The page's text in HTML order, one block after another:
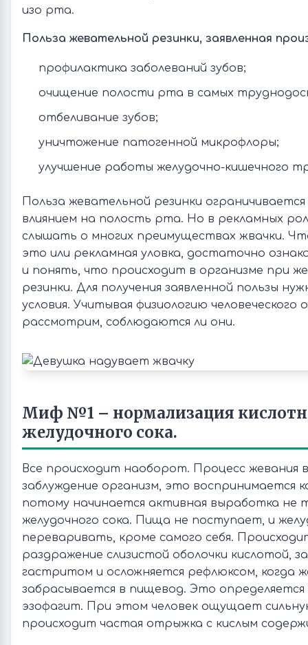
изо рта.
Польза жевательной резинки, заявленная
профилактика заболеваний зубов;
очищение полости рта в самых
отбеливание зубов;
уничтожение патогенной микрофлоры;
улучшение работы желудочно-кишечного
Польза жевательной резинки
влиянием на полость рта. Но в рекламных
слышать о многих преимуществах жвачки.
это или рекламная уловка, достаточно
и понять, что происходит в организме при
резинки. Для получения заявленной пользы
условия. Учитывая физиологию человеческого
рассмотрим, соблюдаются ли они.
Миф №1 – нормализация
желудочного сока.
Все происходит наоборот. Процесс жевания
заблуждение организм, это воспринимается
потому начинается активная выработка не
желудочного сока. Пища не поступает, и
переваривать, кроме самого себя.
раздражение слизистой оболочки кислотой,
гастритом и осложняется рефлюксом, когда
забрасывается в пищевод. Это определяется
эзофагит. При этом человек ощущает
происходит частая отрыжка с кислым